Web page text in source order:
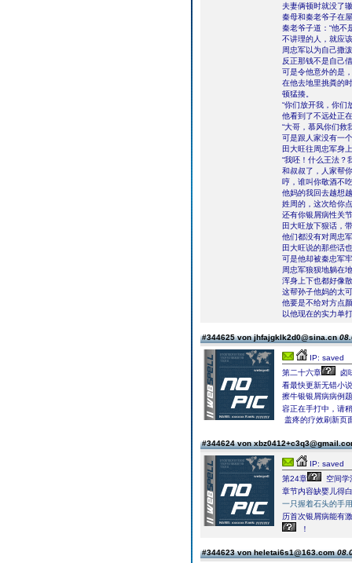
夫妻俩顿时就没了
秦母和秦老爷子在
秦老爷子道：“他不
不讲理的人，就应
周忠军以为自己撒
反正那钱不是自己
可是令他意外的是
在他去地里挑粪的
顿猛揍。
“你们放开我，你们
他看到了不远处正
“大哥，慕风你们救
可是跟人家没有一
田大旺往周忠军身
“我呸！什么王法？
和叔叔了，人家帮
哼，谁叫你敬酒不
他妈的我回去越想
姓周的，这次给你
还有你银屑病性关
田大旺放下狠话，
他们都没有对周忠
田大旺说的那些话
可是他却被秦忠军
周忠军狼狈地躺在
浑身上下也都好像
这帮孙子他妈的太
他要是不给对方点
以他现在的实力单
#344625 von jhfajgklk2d0@sina.cn
IP: saved
第二十六章
卤
看最快更新无错小
擦牛银银屑病病例
容正在手打中，请
盖疼的疗效刷新页
#344624 von
IP: saved
第24章
空间学
章节内容缺婴儿得
一只握着石头的手
历首次银屑病能有
！
#344623 von heletai6s1@163.com